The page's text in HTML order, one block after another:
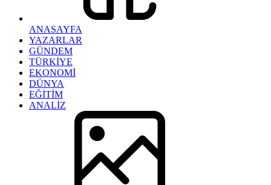
ANASAYFA
YAZARLAR
GÜNDEM
TÜRKİYE
EKONOMİ
DÜNYA
EĞİTİM
ANALİZ